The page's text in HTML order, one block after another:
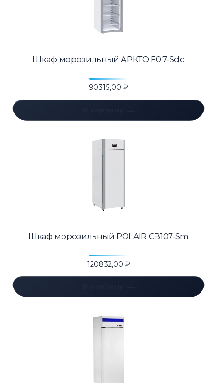
Шкаф морозильный АРКТО F0.7-Sdc
90315,00 ₽
Шкаф морозильный POLAIR CB107-Sm
120832,00 ₽